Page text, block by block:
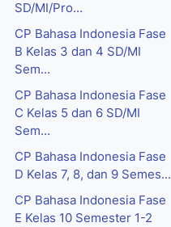
SD/MI/Pro...
CP Bahasa Indonesia Fase
B Kelas 3 dan 4 SD/MI
Sem...
CP Bahasa Indonesia Fase
C Kelas 5 dan 6 SD/MI
Sem...
CP Bahasa Indonesia Fase
D Kelas 7, 8, dan 9 Semes...
CP Bahasa Indonesia Fase
E Kelas 10 Semester 1-2